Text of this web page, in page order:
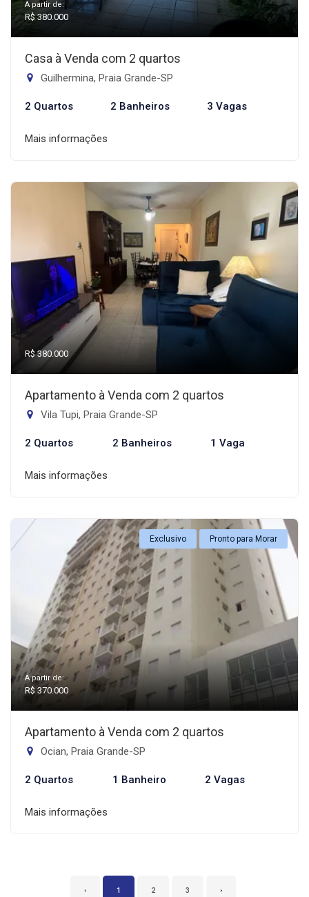
A partir de:
R$ 380.000
Casa à Venda com 2 quartos
Guilhermina, Praia Grande-SP
2 Quartos 2 Banheiros 3 Vagas
Mais informações
R$ 380.000
Apartamento à Venda com 2 quartos
Vila Tupi, Praia Grande-SP
2 Quartos 2 Banheiros 1 Vaga
Mais informações
Exclusivo Pronto para Morar
A partir de:
R$ 370.000
Apartamento à Venda com 2 quartos
Ocian, Praia Grande-SP
2 Quartos 1 Banheiro 2 Vagas
Mais informações
‹ 1 2 3 ›